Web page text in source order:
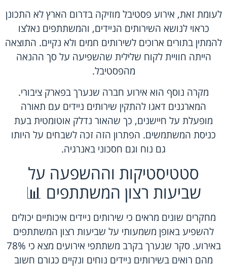
לעומת זאת, אירוע פסטיבל מוזיקה בדרום הארץ לא התכונן
כראוי לנושא השירותים הניידים, והמשתתפים נאלצו
להמתין בתורים ארוכים לשירותים חמים ולא נקיים. התוצאה
הייתה חוויית לקוח שלילית שהשפיעה על סך ההנאה
מהפסטיבל.
מקרה נוסף הוא אירוע חברה שנערך בפארק ציבורי.
המארגנים דאגו להתקין שירותים ניידים עם תאורה
מופעלת על חיישנים, כך שהאור נדלק אוטומטית בעת
כניסת המשתמשים. הפתרון הזה זכה לשבחים על היותו
גם נוח וגם חסכוני באנרגיה.
סטטיסטיקות וההשפעה על
שביעות רצון המשתתפים 📊
מחקרים שונים מראים כי שירותים ניידים איכותיים יכולים
להשפיע באופן משמעותי על שביעות רצון המשתתפים
באירוע. סקר שנערך בקרב משתתפי אירועים מצא כי 78%
מהם רואים בשירותים ניידים נוחים ונקיים כגורם חשוב